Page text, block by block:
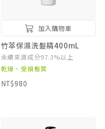
加入購物車
竹萃保濕洗髮精400mL
永續來源成分97.3%以上
乾燥、受損髮質
NT$980